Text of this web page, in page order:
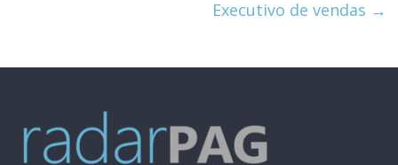
Executivo de vendas →